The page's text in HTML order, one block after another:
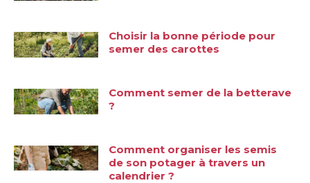
Choisir la bonne période pour
semer des carottes
Comment semer de la betterave
?
Comment organiser les semis
de son potager à travers un
calendrier ?